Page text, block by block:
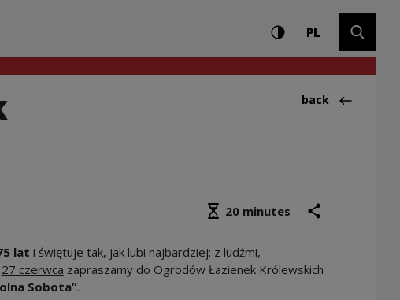
| Narodowe
Settings and search
High contrast
PLCHANGE
Back to:News
back
Średni czas czytania
20 minutes
lat i świętuje tak, jak lubi najbardziej: z ludźmi,
27 czerwca zapraszamy do Ogrodów Łazienek Królewskich
Sobota”.